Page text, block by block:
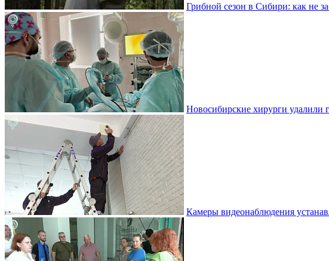
Грибной сезон в Сибири: как не
Новосибирские хирурги удалили
Камеры видеонаблюдения